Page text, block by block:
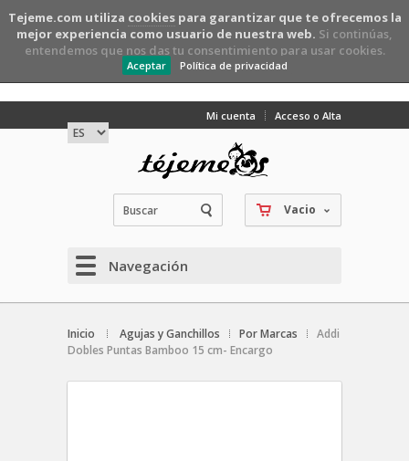
Tejeme.com utiliza cookiespara garantizar que te ofrecemos la
mejor experiencia como usuario de nuestra web. Si continúas,
entendemos que nos das tu consentimiento para usar cookies.
Aceptar Política de privacidad
Mi cuenta Acceso o Alta
Vacio
Navegación
Inicio Agujas y Ganchillos Por Marcas
Addi
Dobles Puntas Bamboo 15 cm- Encargo